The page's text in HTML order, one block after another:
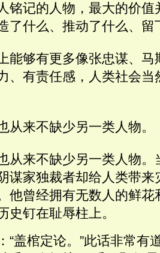
铭记的人物，最大的价值
了什么、推动了什么、留
能够有更多像张忠谋、马
、有责任感，人类社会当
从来不缺少另一类人物。
从来不缺少另一类人物。
谋家独裁者却给人类带来
他曾经拥有无数人的鲜花
史钉在耻辱柱上。
“盖棺定论。”此话非常有